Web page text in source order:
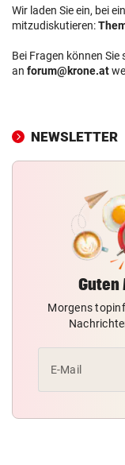
Wir laden Sie ein, bei
mitzudiskutieren:
Bei Fragen können
an forum@krone.at
NEWSLETTER
Guten
Morgens
E-Mail